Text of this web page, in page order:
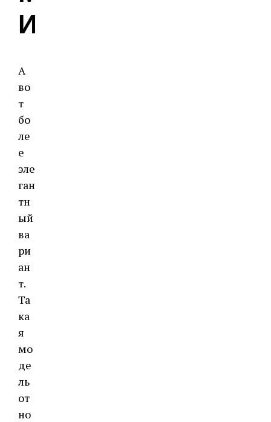
И
А
во
т
бо
ле
е
эле
ган
тн
ый
ва
ри
ан
т.
Та
ка
я
мо
де
ль
от
но